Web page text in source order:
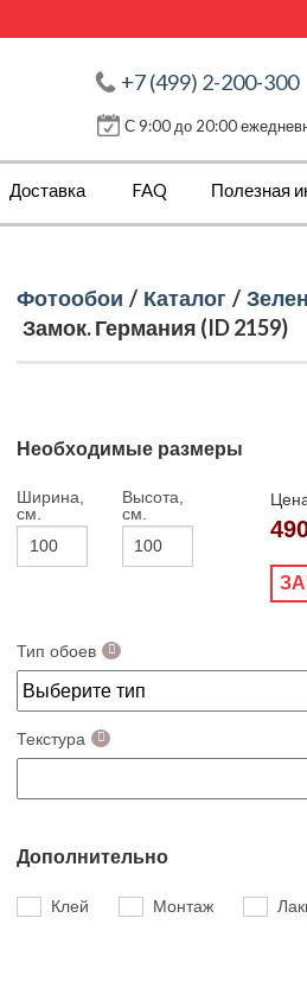
+7 (499) 2-200-300
С 9:00 до 20:00
Доставка FAQ Полезная
Фотообои / Каталог /
Замок. Германия (ID 2159)
Необходимые размеры
Ширина,
см.
Высота,
см.
Тип обоев
Текстура
Дополнительно
Клей Монтаж